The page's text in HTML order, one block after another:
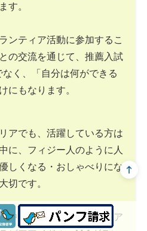
す。
ンティア活動に参加するこ
の交流を通じて、推薦入試
く、「自分は何ができる
にもなります。
アでも、活躍している方は
に、フィジー人のように人
しくなる・おしゃべりにな
切です。
中には、テレビ局の女子ア